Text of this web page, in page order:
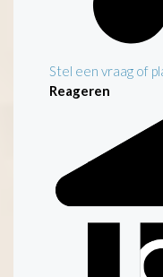
Stel een vraag of
Reageren